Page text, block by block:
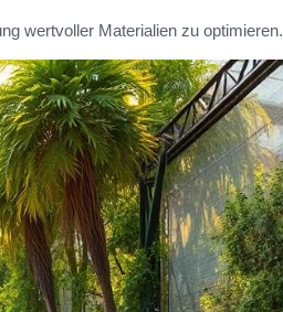
wertvoller Materialien zu optimieren.